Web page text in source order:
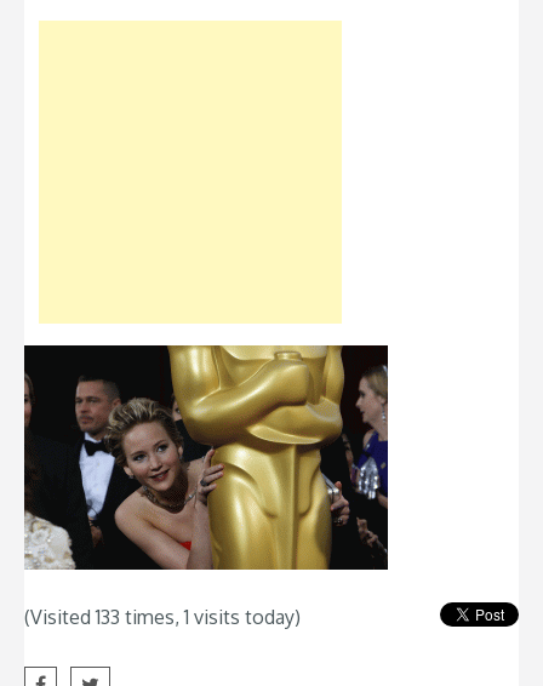
(Visited 133 times, 1 visits today)